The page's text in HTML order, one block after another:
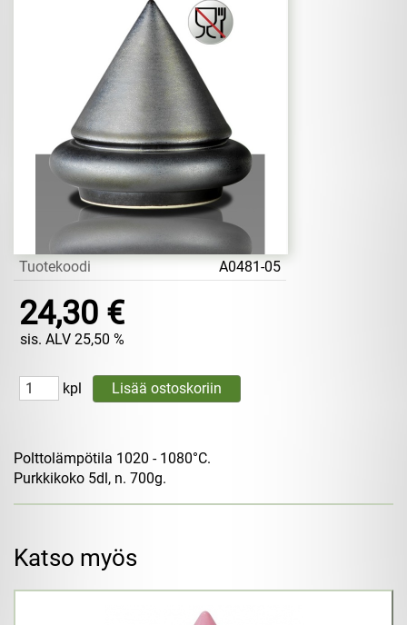
Tuotekoodi A0481-05
24,30 €
sis. ALV 25,50 %
kpl
Polttolämpötila 1020 - 1080°C.
Purkkikoko 5dl, n. 700g.
Katso myös